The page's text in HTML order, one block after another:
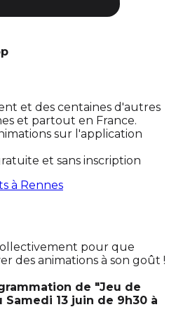
et des centaines d'autres
et partout en France.
sur l'application
et sans inscription
à Rennes
pour que
des animations à son goût !
de "Jeu de
13 juin de 9h30 à